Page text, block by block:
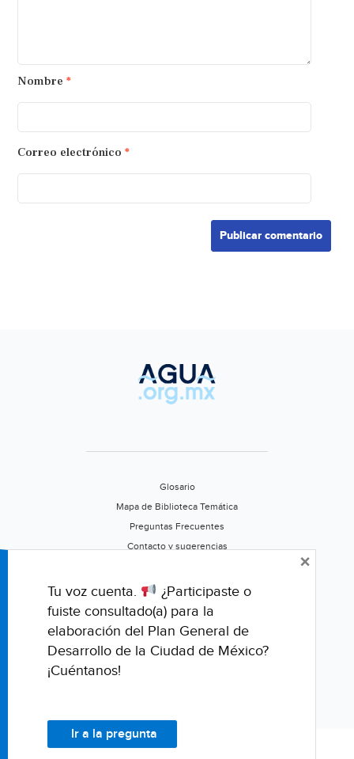
Nombre *
Correo electrónico *
Glosario
Mapa de Biblioteca Temática
Preguntas Frecuentes
Contacto y sugerencias
Califica este portal
Tu voz cuenta.
¿Participaste o
fuiste consultado(a) para la
elaboración del Plan General de
Desarrollo de la Ciudad de México?
¡Cuéntanos!
Ir a la pregunta
×